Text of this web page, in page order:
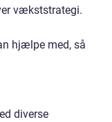
vækststrategi.
hjælpe med, så
diverse